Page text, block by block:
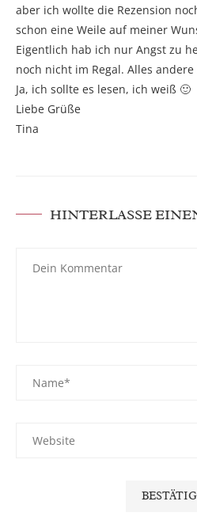
aber ich wollte die Rezension
schon eine Weile auf meiner
Eigentlich hab ich nur Angst zu
noch nicht im Regal. Alles
Ja, ich sollte es lesen, ich weiß 🙂
Liebe Grüße
Tina
HINTERLASSE